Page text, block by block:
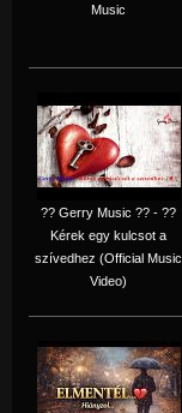
Music
?? Gerry Music ?? - ??
Kérek egy kulcsot a
szívedhez (Official Music
Video)